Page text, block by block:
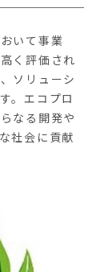
いて事業
く評価され
ソリューシ
。エコプロ
なる開発や
社会に貢献